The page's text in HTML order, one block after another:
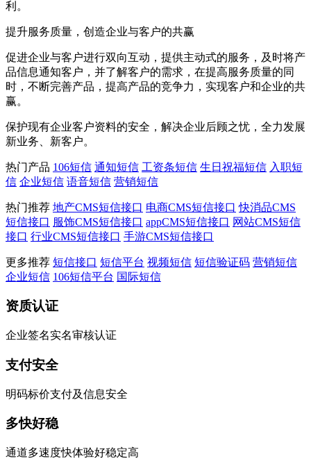
利。
提升服务质量，创造企业与客户的共赢
促进企业与客户进行双向互动，提供主动式的服务，及时将产
品信息通知客户，并了解客户的需求，在提高服务质量的同
时，不断完善产品，提高产品的竞争力，实现客户和企业的共
赢。
保护现有企业客户资料的安全，解决企业后顾之忧，全力发展
新业务、新客户。
热门产品 106短信 通知短信 工资条短信 生日祝福短信 入职短
信 企业短信 语音短信 营销短信
热门推荐 地产CMS短信接口 电商CMS短信接口 快消品CMS
短信接口 服饰CMS短信接口 appCMS短信接口 网站CMS短信
接口 行业CMS短信接口 手游CMS短信接口
更多推荐 短信接口 短信平台 视频短信 短信验证码 营销短信
企业短信 106短信平台 国际短信
资质认证
企业签名实名审核认证
支付安全
明码标价支付及信息安全
多快好稳
通道多速度快体验好稳定高